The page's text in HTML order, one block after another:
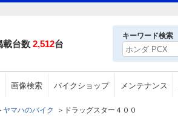
載台数 2,512台
キーワード検索
画像検索 バイクショップ メンテナンス
ヤマハのバイク ＞ ドラッグスター４００